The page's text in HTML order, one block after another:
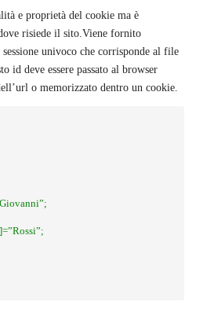
e proprietà del cookie ma è
risiede il sito.Viene fornito
univoco che corrisponde al file
id deve essere passato al browser
o memorizzato dentro un cookie.